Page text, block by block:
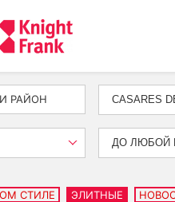
ДО ЛЮБОЙ
СТИЛЕ ЭЛИТНЫЕ